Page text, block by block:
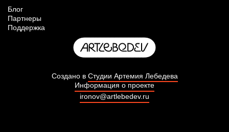
Блог
Партнеры
Поддержка
Создано в Студии Артемия Лебедева
Информация о проекте
ironov@artlebedev.ru